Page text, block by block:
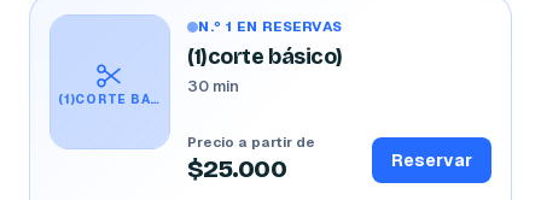
(1)CORTE BÁSICO)
N.º 1 EN RESERVAS
(1)corte básico)
30 min
Precio a partir de
$25.000 Reservar